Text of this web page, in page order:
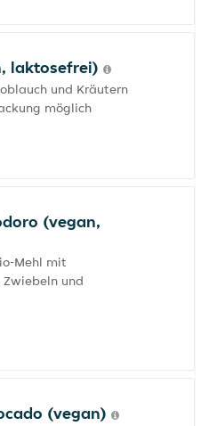
laktosefrei)
und Kräutern
möglich
(vegan,
Mehl mit
und
(vegan)